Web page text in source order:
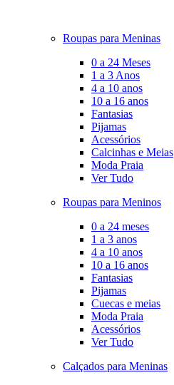
Roupas para Meninas
0 a 24 Meses
1 a 3 Anos
4 a 10 anos
10 a 16 anos
Fantasias
Pijamas
Acessórios
Calcinhas e Meias
Moda Praia
Ver Tudo
Roupas para Meninos
0 a 24 meses
1 a 3 anos
4 a 10 anos
10 a 16 anos
Fantasias
Pijamas
Cuecas e meias
Moda Praia
Acessórios
Ver Tudo
Calçados para Meninas